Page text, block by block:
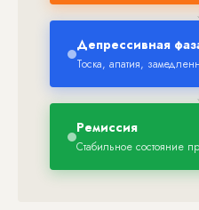
Депрессивная
Тоска, апатия,
Ремиссия
Стабильное состояние